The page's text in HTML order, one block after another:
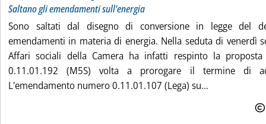
Saltano gli emendamenti sull'energia
Sono saltati dal disegno di conversione in legge del
emendamenti in materia di energia. Nella seduta di venerdì
Affari sociali della Camera ha infatti respinto la
0.11.01.192 (M5S) volta a prorogare il termine di
L'emendamento numero 0.11.01.107 (Lega) su...